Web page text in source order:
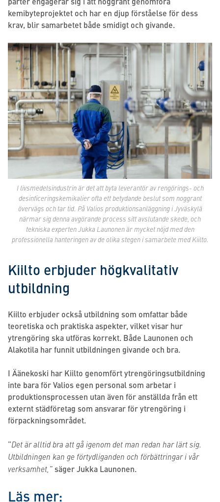
kemibyteprojektet och har en djup förståelse för dess
krav, blir samarbetet både smidigt och givande.
I livsmedelsindustrin är det att byta leverantör av rengörings- och
desinficeringskemikalier ofta ett betydande beslut som noggrant
övervägs och tar tid. På Valios produktionsanläggning i Jyväskylä
närmar sig denna avgörande process sitt avslutande skede, och
tekniska experten Jukka Launonen är mycket nöjd med den
professionella hanteringen av de olika stegen i samarbete med Kiilto.
Kiilto erbjuder högkvalitativ
utbildning
Kiilto erbjuder också utbildning som omfattar både
teoretiska och praktiska aspekter, vilket visar hur
ytrengöring ska utföras korrekt. Både Launonen och
Alakotila har funnit utbildningen givande och bra.
I Äänekoski har Kiilto genomfört ytrengöringsutbildning
inte bara för Valios egen personal som arbetar i
produktionsprocessen utan även för anställda från ett
externt städföretag som ansvarar för ytrengöring i
förpackningsområdet.
”Det är alltid bra att gå igenom det man redan har lärt sig.
Utbildningen kan ge förtydliganden och förbättringar i vår
verksamhet,”säger Jukka Launonen.
Läs mer: